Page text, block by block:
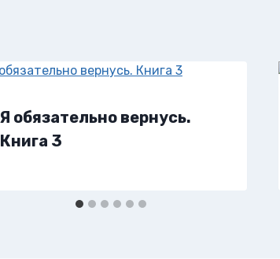
Я обязательно вернусь.
Книга 3